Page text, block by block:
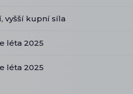
vyšší kupní síla
léta 2025
léta 2025